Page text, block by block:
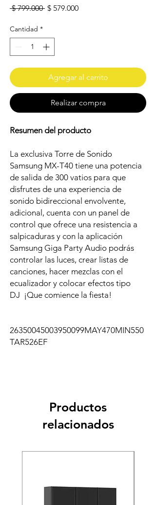
$ 799.000 Precio
$ 579.000Precio de oferta
Cantidad *
Agregar al carrito
Realizar compra
Resumen del producto
La exclusiva Torre de Sonido
Samsung MX-T40 tiene una potencia
de salida de 300 vatios para que
disfrutes de una experiencia de
sonido bidireccional envolvente,
adicional, cuenta con un panel de
control que ofrece una resistencia a
salpicaduras y con la aplicación
Samsung Giga Party Audio podrás
controlar las luces, crear listas de
canciones, hacer mezclas con el
ecualizador y colocar efectos tipo
DJ ¡Que comience la fiesta!
26350045003950099MAY470MIN550
TAR526EF
Productos
relacionados